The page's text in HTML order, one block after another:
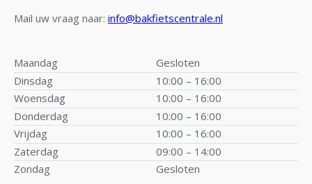
Mail uw vraag naar: info@bakfietscentrale.nl
Maandag
Gesloten
Dinsdag
10:00 – 16:00
Woensdag
10:00 – 16:00
Donderdag
10:00 – 16:00
Vrijdag
10:00 – 16:00
Zaterdag
09:00 – 14:00
Zondag
Gesloten